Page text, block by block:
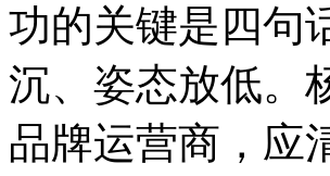
功的关键是四句
沉、姿态放低。
品牌运营商，应